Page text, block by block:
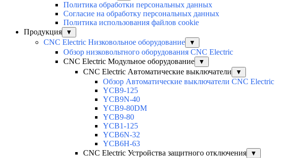
Политика обработки персональных данных
Согласие на обработку персональных данных
Политика использования файлов cookie
Продукция
▼
CNC Electric Низковольное оборудование ▼
Обзор низковольтного оборудования CNC Electric
CNC Electric Модульное оборудование
▼
CNC Electric Автоматические выключатели ▼
Обзор Автоматические выключатели CNC Electric
YCB9-125
YCB9N-40
YCB9-80DM
YCB9-80
YCB1-125
YCB6N-32
YCB6H-63
CNC Electric Устройства защитного отключения
▼